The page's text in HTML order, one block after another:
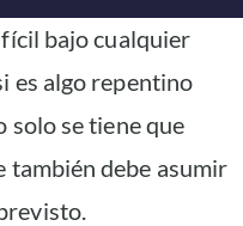
bajo cualquier
es algo repentino
solo se tiene que
también debe asumir